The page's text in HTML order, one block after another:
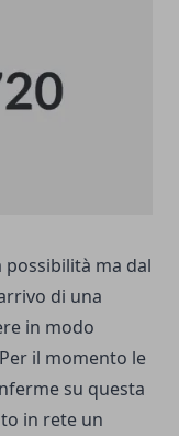
ma dal
di una
in modo
il momento le
su questa
in rete un